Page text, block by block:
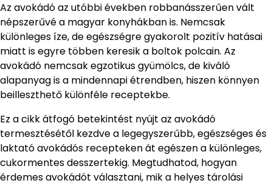
Az avokádó az utóbbi években robbanásszerűen vált
népszerűvé a magyar konyhákban is. Nemcsak
különleges íze, de egészségre gyakorolt pozitív hatásai
miatt is egyre többen keresik a boltok polcain. Az
avokádó nemcsak egzotikus gyümölcs, de kiváló
alapanyag is a mindennapi étrendben, hiszen könnyen
beilleszthető különféle receptekbe.
Ez a cikk átfogó betekintést nyújt az avokádó
termesztésétől kezdve a legegyszerűbb, egészséges és
laktató avokádós recepteken át egészen a különleges,
cukormentes desszertekig. Megtudhatod, hogyan
érdemes avokádót választani, mik a helyes tárolási